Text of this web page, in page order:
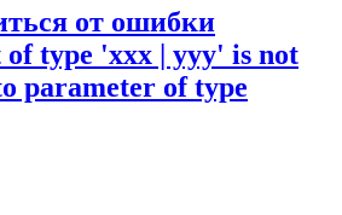
от ошибки
type 'xxx | yyy' is not
parameter of type